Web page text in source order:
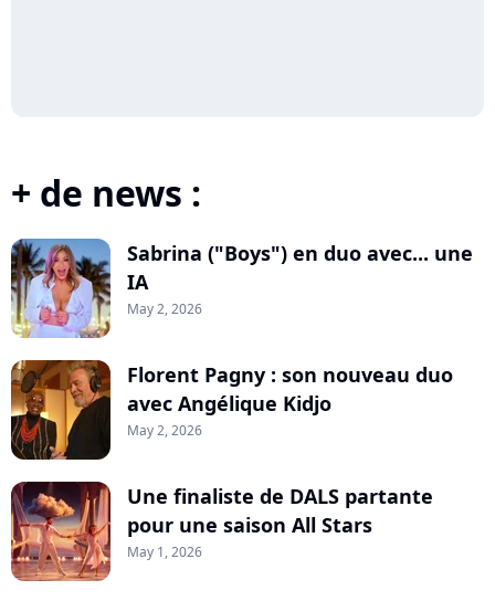
+ de news :
Sabrina ("Boys") en duo avec... une
IA
May 2, 2026
Florent Pagny : son nouveau duo
avec Angélique Kidjo
May 2, 2026
Une finaliste de DALS partante
pour une saison All Stars
May 1, 2026